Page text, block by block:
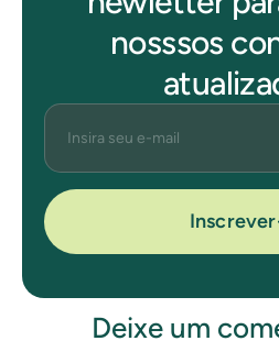
nosssos
Deixe um